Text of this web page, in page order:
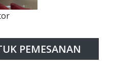
PEMESANAN